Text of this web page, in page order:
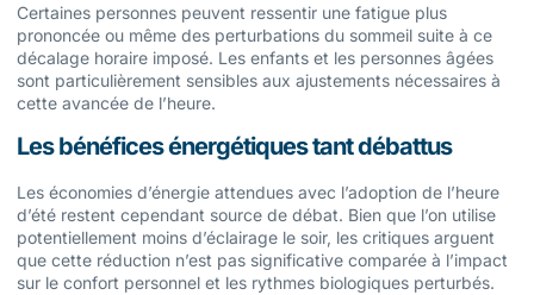
Certaines personnes peuvent ressentir une fatigue plus
prononcée ou même des perturbations du sommeil suite à ce
décalage horaire imposé. Les enfants et les personnes âgées
sont particulièrement sensibles aux ajustements nécessaires à
cette avancée de l’heure.
Les bénéfices énergétiques tant débattus
Les économies d’énergie attendues avec l’adoption de l’heure
d’été restent cependant source de débat. Bien que l’on utilise
potentiellement moins d’éclairage le soir, les critiques arguent
que cette réduction n’est pas significative comparée à l’impact
sur le confort personnel et les rythmes biologiques perturbés.